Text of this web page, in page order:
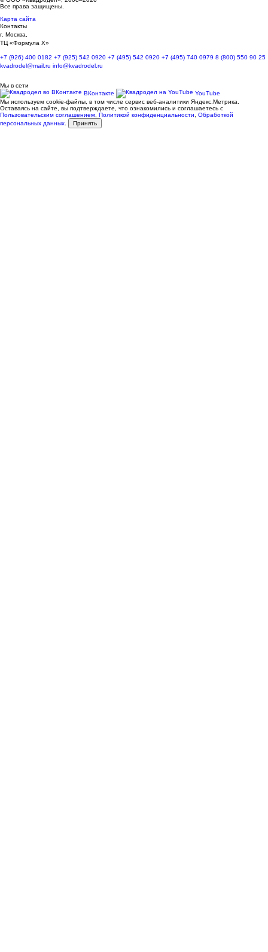
Все права защищены.
Карта сайта
Контакты
г. Москва,
ТЦ «Формула Х»
+7 (926) 400 0182 +7 (925) 542 0920 +7 (495) 542 0920 +7 (495) 740 0979 8 (800) 550 90 25
kvadrodel@mail.ru info@kvadrodel.ru
Мы в сети
ВКонтакте
YouTube
Мы используем cookie-файлы, в том числе сервис веб-аналитики Яндекс.Метрика.
Оставаясь на сайте, вы подтверждаете, что ознакомились и соглашаетесь с
Пользовательским соглашением, Политикой конфиденциальности, Обработкой
персональных данных. Принять